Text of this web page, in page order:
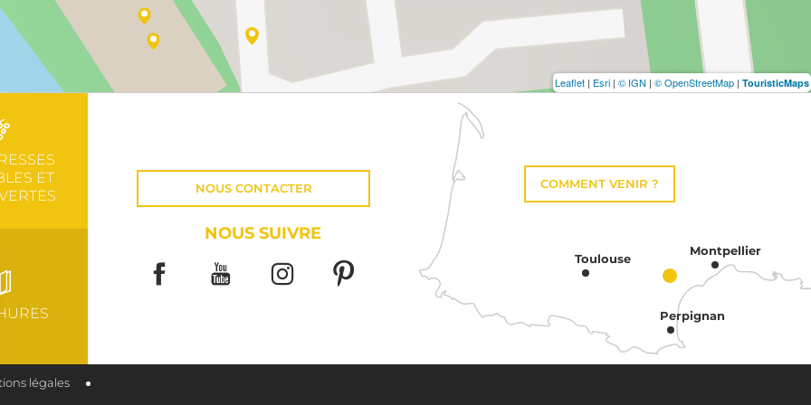
Leaflet | Esri | © IGN | © OpenStreetMap | TouristicMaps
ET
NOUS CONTACTER
NOUS SUIVRE
COMMENT VENIR ?
Toulouse
Montpellier
Perpignan
légales